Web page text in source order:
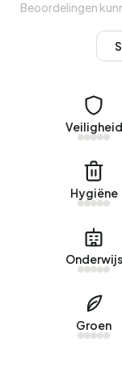
Momenteel staan
. De
gemiddeld in 52
De gemiddelde
Broekhem Zuid
hoger dan de
De gemiddelde
Huurwoningen
1 woningen
aanbod werd
Geen recente
Beoordelingen
Veiligheid
Hygiëne
Onderwijs
Groen